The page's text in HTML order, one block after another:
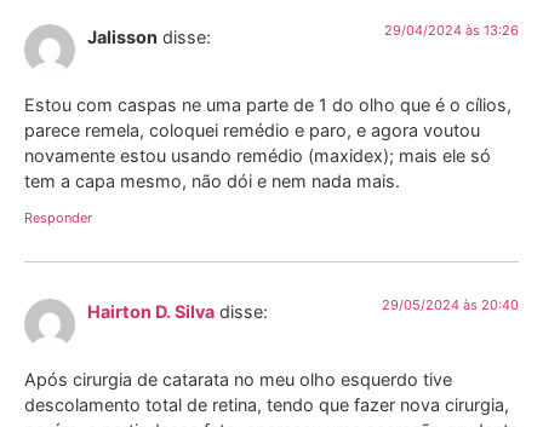
Jalisson disse: 29/04/2024 às 13:26
Estou com caspas ne uma parte de 1 do olho que é o cílios,
parece remela, coloquei remédio e paro, e agora voutou
novamente estou usando remédio (maxidex); mais ele só
tem a capa mesmo, não dói e nem nada mais.
Responder
Hairton D. Silva disse: 29/05/2024 às 20:40
Após cirurgia de catarata no meu olho esquerdo tive
descolamento total de retina, tendo que fazer nova cirurgia,